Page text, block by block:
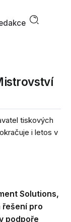
tiskových
i letos v
Solutions,
řešení pro
podpoře